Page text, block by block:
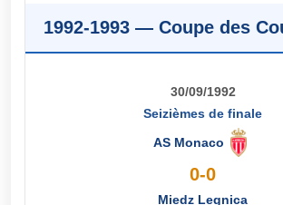
1992-1993 — Coupe des
30/09/1992
Seizièmes de finale
AS Monaco
0-0
Miedz Legnica